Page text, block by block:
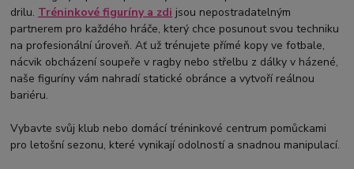
drilu. Tréninkové figuríny a zdi jsou nepostradatelným
partnerem pro každého hráče, který chce posunout svou techniku
na profesionální úroveň. Ať už trénujete přímé kopy ve fotbale,
nácvik obcházení soupeře v ragby nebo střelbu z dálky v házené,
naše figuríny vám nahradí statické obránce a vytvoří reálnou
bariéru.
Vybavte svůj klub nebo domácí tréninkové centrum pomůckami
pro letošní sezonu, které vynikají odolností a snadnou manipulací.